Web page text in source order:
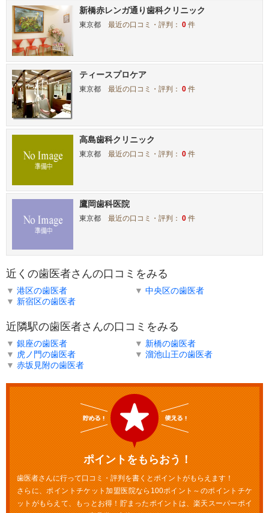
新橋赤レンガ通り歯科クリニック
東京都 最近の口コミ・評判：0 件
ティースプロケア
東京都 最近の口コミ・評判：0 件
高島歯科クリニック
東京都 最近の口コミ・評判：0 件
鷹岡歯科医院
東京都 最近の口コミ・評判：0 件
近くの歯医者さんの口コミをみる
▼ 港区の歯医者 ▼ 中央区の歯医者
▼ 新宿区の歯医者
近隣駅の歯医者さんの口コミをみる
▼ 銀座の歯医者 ▼ 新橋の歯医者
▼ 虎ノ門の歯医者 ▼ 溜池山王の歯医者
▼ 赤坂見附の歯医者
ポイントをもらおう！
歯医者さんに行って口コミ・評判を書くとポイントがもらえます！
さらに、ポイントチケット加盟医院なら100ポイント～のポイントチケ
ットがもらえて、もっとお得！貯まったポイントは、楽天スーパーポイ